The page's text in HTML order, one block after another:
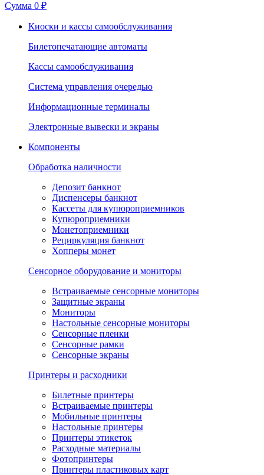
Сумма 0 ₽
Киоски и кассы самообслуживания
Билетопечатающие автоматы
Кассы самообслуживания
Система управления очередью
Информационные терминалы
Электронные вывески и экраны
Компоненты
Обработка наличности
Депозит банкнот
Диспенсеры банкнот
Кассеты для купюроприемников
Купюроприемники
Монетоприемники
Рециркуляция банкнот
Хопперы монет
Сенсорное оборудование и мониторы
Встраиваемые сенсорные мониторы
Защитные экраны
Мониторы
Настольные сенсорные мониторы
Сенсорные пленки
Сенсорные рамки
Сенсорные экраны
Принтеры и расходники
Билетные принтеры
Встраиваемые принтеры
Мобильные принтеры
Настольные принтеры
Принтеры этикеток
Расходные материалы
Фотопринтеры
Принтеры пластиковых карт